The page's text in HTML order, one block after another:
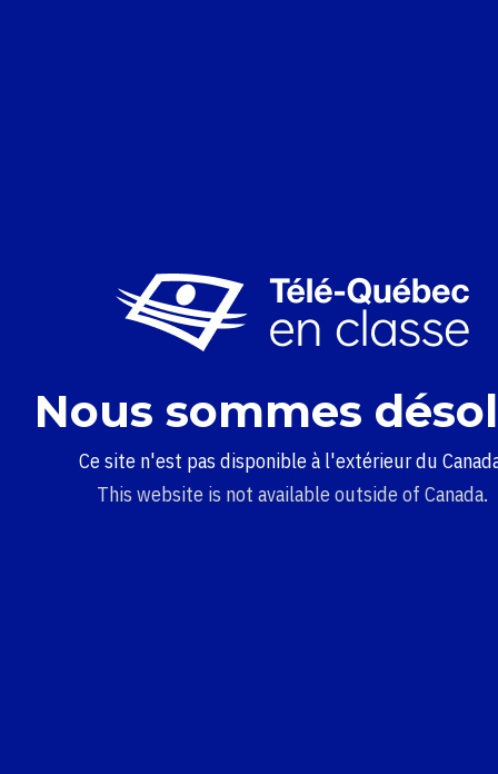
Nous sommes
Ce site n'est pas disponible à l'extérieur du
This website is not available outside of Canada.